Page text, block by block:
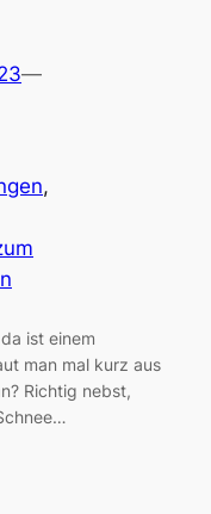
—
ist einem
man mal kurz aus
Richtig nebst,